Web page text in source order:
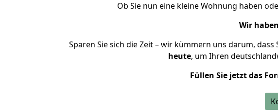
Ob Sie nun eine kleine Wohnung haben
Wir
Sparen Sie sich die Zeit – wir kümmern uns darum,
heute, um Ihren
Füllen Sie jetzt das